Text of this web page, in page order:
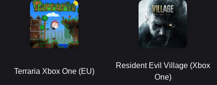
Terraria Xbox One (EU)
Resident Evil Village (Xbox
One)